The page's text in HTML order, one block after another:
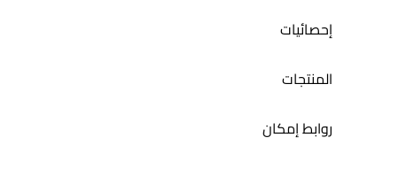
إحصائيات
المنتجات
روابط إمكان